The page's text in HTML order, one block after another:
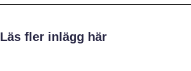
Läs fler inlägg här